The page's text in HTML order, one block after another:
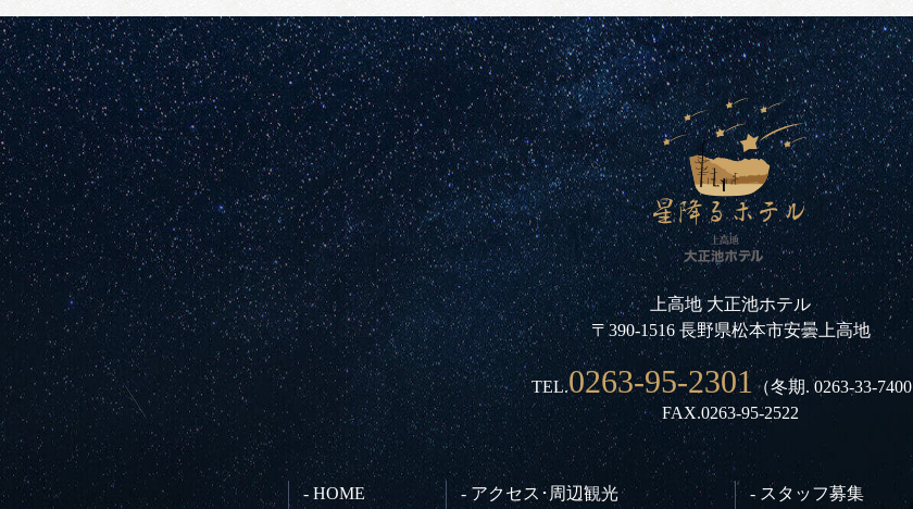
上高地 大正池ホテル
〒390-1516 長野県松本市安曇上高地
TEL.0263-95-2301（冬期.0263-33-7400
FAX.0263-95-2522
- HOME - アクセス･周辺観光 - スタッフ募集